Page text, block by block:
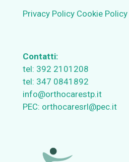
Privacy Policy Cookie Policy
Contatti:
tel: 392 2101208
tel: 347 0841892
info@orthocarestp.it
PEC: orthocaresrl@pec.it